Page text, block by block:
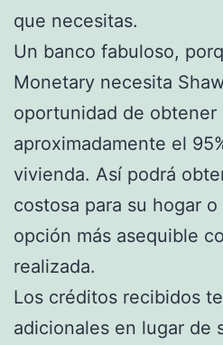
que necesitas.
Un banco fabuloso,
Monetary necesita
oportunidad de obtener
aproximadamente el
vivienda. Así podrá
costosa para su hogar
opción más asequible
realizada.
Los créditos recibidos
adicionales en lugar de